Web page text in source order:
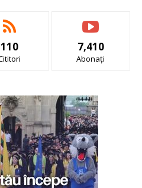
110 7,410
Abonați